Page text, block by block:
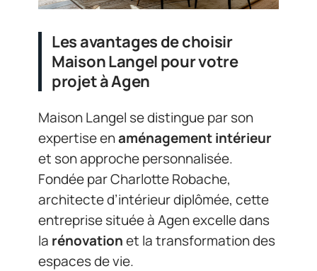
Les avantages de choisir
Maison Langel pour votre
projet à Agen
Maison Langel se distingue par son
expertise enaménagement intérieur
et son approche personnalisée.
Fondée par Charlotte Robache,
architecte d’intérieur diplômée, cette
entreprise située à Agen excelle dans
la rénovationet la transformation des
espaces de vie.